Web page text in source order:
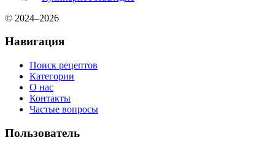
© 2024–2026
Навигация
Поиск рецептов
Категории
О нас
Контакты
Частые вопросы
Пользователь